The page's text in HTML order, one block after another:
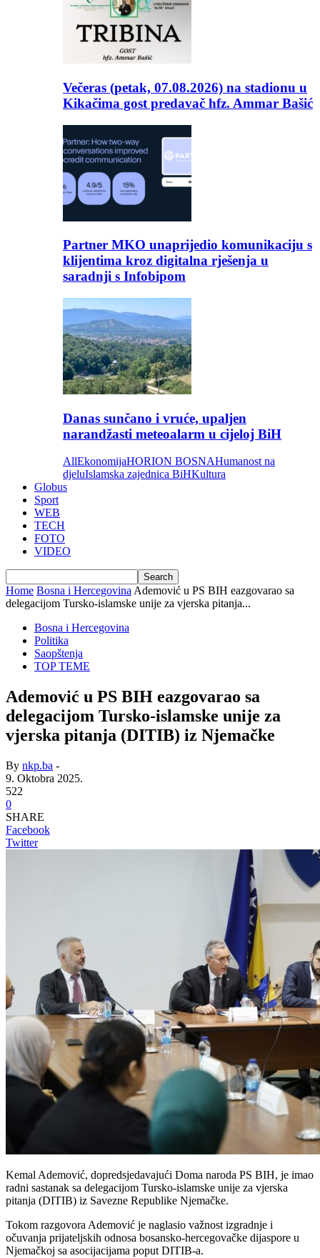
Večeras (petak, 07.08.2026) na stadionu u
Kikačima gost predavač hfz. Ammar Bašić
Partner MKO unaprijedio komunikaciju s
klijentima kroz digitalna rješenja u
saradnji s Infobipom
Danas sunčano i vruće, upaljen
narandžasti meteoalarm u cijeloj BiH
AllEkonomijaHORION BOSNAHumanost na
djeluIslamska zajednica BiHKultura
Globus
Sport
WEB
TECH
FOTO
VIDEO
Home Bosna i Hercegovina Ademović u PS BIH eazgovarao sa
delegacijom Tursko-islamske unije za vjerska pitanja...
Bosna i Hercegovina
Politika
Saopštenja
TOP TEME
Ademović u PS BIH eazgovarao sa
delegacijom Tursko-islamske unije za
vjerska pitanja (DITIB) iz Njemačke
By nkp.ba -
9. Oktobra 2025.
522
0
SHARE
Facebook
Twitter
Kemal Ademović, dopredsjedavajući Doma naroda PS BIH, je imao
radni sastanak sa delegacijom Tursko-islamske unije za vjerska
pitanja (DITIB) iz Savezne Republike Njemačke.
Tokom razgovora Ademović je naglasio važnost izgradnje i
očuvanja prijateljskih odnosa bosansko-hercegovačke dijaspore u
Njemačkoj sa asocijacijama poput DITIB-a.